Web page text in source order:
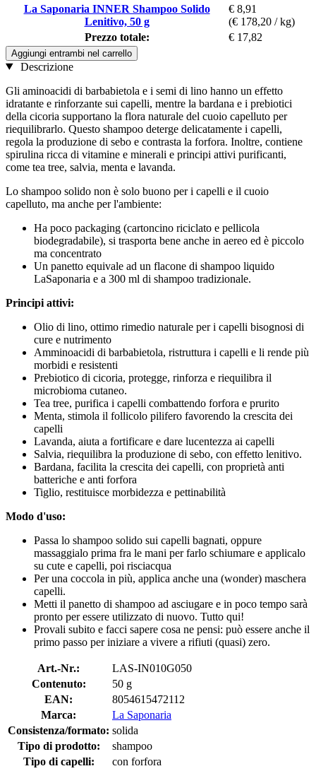
La Saponaria INNER Shampoo Solido
Lenitivo, 50 g
€ 8,91
(€ 178,20 / kg)
Prezzo totale:
€ 17,82
Aggiungi entrambi nel carrello
Descrizione
Gli aminoacidi di barbabietola e i semi di lino hanno un effetto
idratante e rinforzante sui capelli, mentre la bardana e i prebiotici
della cicoria supportano la flora naturale del cuoio capelluto per
riequilibrarlo. Questo shampoo deterge delicatamente i capelli,
regola la produzione di sebo e contrasta la forfora. Inoltre, contiene
spirulina ricca di vitamine e minerali e principi attivi purificanti,
come tea tree, salvia, menta e lavanda.
Lo shampoo solido non è solo buono per i capelli e il cuoio
capelluto, ma anche per l'ambiente:
Ha poco packaging (cartoncino riciclato e pellicola
biodegradabile), si trasporta bene anche in aereo ed è piccolo
ma concentrato
Un panetto equivale ad un flacone di shampoo liquido
LaSaponaria e a 300 ml di shampoo tradizionale.
Principi attivi:
Olio di lino, ottimo rimedio naturale per i capelli bisognosi di
cure e nutrimento
Amminoacidi di barbabietola, ristruttura i capelli e li rende più
morbidi e resistenti
Prebiotico di cicoria, protegge, rinforza e riequilibra il
microbioma cutaneo.
Tea tree, purifica i capelli combattendo forfora e prurito
Menta, stimola il follicolo pilifero favorendo la crescita dei
capelli
Lavanda, aiuta a fortificare e dare lucentezza ai capelli
Salvia, riequilibra la produzione di sebo, con effetto lenitivo.
Bardana, facilita la crescita dei capelli, con proprietà anti
batteriche e anti forfora
Tiglio, restituisce morbidezza e pettinabilità
Modo d'uso:
Passa lo shampoo solido sui capelli bagnati, oppure
massaggialo prima fra le mani per farlo schiumare e applicalo
su cute e capelli, poi risciacqua
Per una coccola in più, applica anche una (wonder) maschera
capelli.
Metti il panetto di shampoo ad asciugare e in poco tempo sarà
pronto per essere utilizzato di nuovo. Tutto qui!
Provali subito e facci sapere cosa ne pensi: può essere anche il
primo passo per iniziare a vivere a rifiuti (quasi) zero.
Art.-Nr.:
LAS-IN010G050
Contenuto:
50 g
EAN:
8054615472112
Marca:
La Saponaria
Consistenza/formato: solida
Tipo di prodotto:
shampoo
Tipo di capelli:
con forfora